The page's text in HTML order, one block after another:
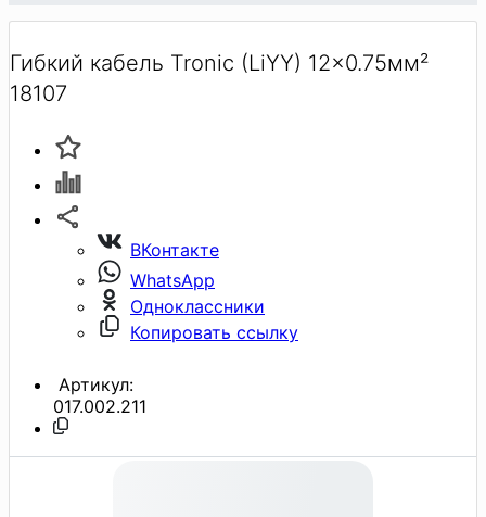
Гибкий кабель Tronic (LiYY) 12x0.75мм²
18107
ВКонтакте
WhatsApp
Одноклассники
Копировать ссылку
Артикул:
017.002.211